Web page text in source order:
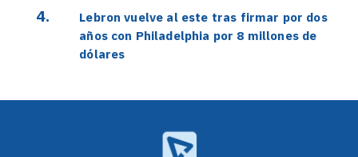
Lebron vuelve al este tras firmar por dos
años con Philadelphia por 8 millones de
dólares